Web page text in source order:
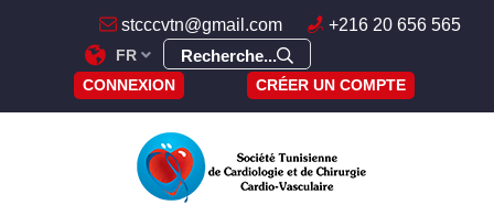
stcccvtn@gmail.com +216 20 656 565
FR Recherche...
CONNEXION CRÉER UN COMPTE